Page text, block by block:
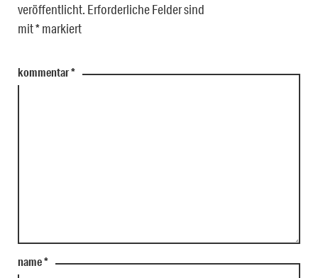
veröffentlicht. Erforderliche Felder sind
mit*markiert
kommentar*
name*